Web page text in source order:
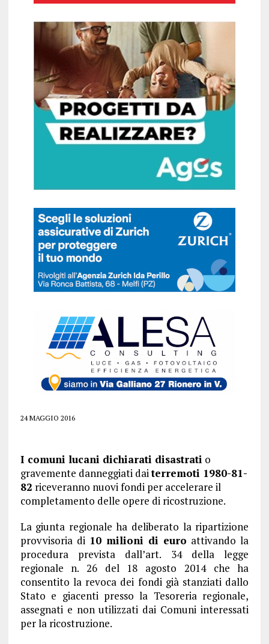
24 MAGGIO 2016
I comuni lucani dichiarati disastrati o
gravemente danneggiati daiterremoti 1980-81-
82 riceveranno nuovi fondi per accelerare il
completamento delle opere di ricostruzione.
La giunta regionale ha deliberato la ripartizione
provvisoria di 10 milioni di euro attivando la
procedura prevista dall’art. 34 della legge
regionale n. 26 del 18 agosto 2014 che ha
consentito la revoca dei fondi già stanziati dallo
Stato e giacenti presso la Tesoreria regionale,
assegnati e non utilizzati dai Comuni interessati
per la ricostruzione.